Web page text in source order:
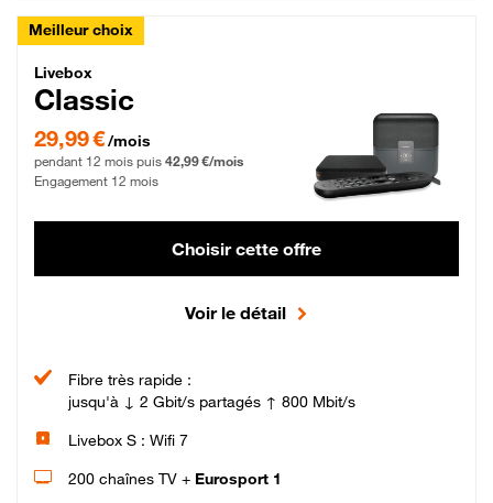
Meilleur choix
Livebox Classic Fibre
Livebox
Classic
29,99 € par mois pendant 12 mois puis 42,99 € par mois, Engagement 12 mois
29,99 €/mois
pendant 12 mois puis 42,99 €/mois
Engagement 12 mois
Choisir cette offre
Voir le détail
Fibre très rapide :
jusqu'à ↓ 2 Gbit/s partagés ↑ 800 Mbit/s
Livebox S : Wifi 7
200 chaînes TV + Eurosport 1